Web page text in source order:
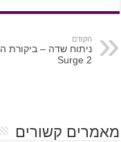
הקודם
Surge 2
מאמרים קשורים